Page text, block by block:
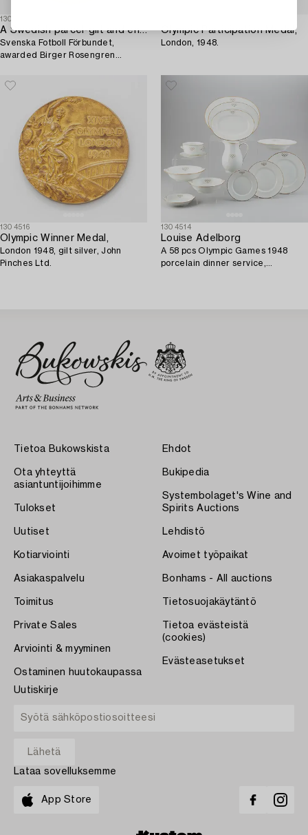
1304515
A Swedish parcel-gilt and enamel pin,
Svenska Fotboll Förbundet,
awarded Birger Rosengren
Olympic Participation Medal,
London, 1948.
1304516
Olympic Winner Medal,
London 1948, gilt silver, John
Pinches Ltd.
1304514
Louise Adelborg
A 58 pcs Olympic Games 1948
porcelain dinner service,
Tietoa Bukowskista
Ota yhteyttä
asiantuntijoihimme
Tulokset
Uutiset
Kotiarviointi
Asiakaspalvelu
Toimitus
Private Sales
Arviointi & myyminen
Ostaminen huutokaupassa
Ehdot
Bukipedia
Systembolaget's Wine and
Spirits Auctions
Lehdistö
Avoimet työpaikat
Bonhams - All auctions
Tietosuojakäytäntö
Tietoa evästeistä
(cookies)
Evästeasetukset
Uutiskirje
Lataa sovelluksemme
App Store